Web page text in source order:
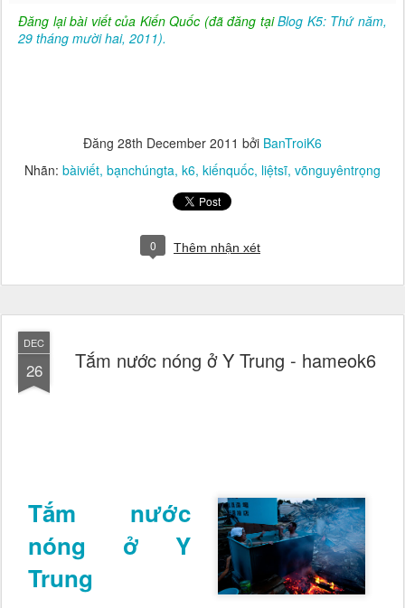
Đăng lại bài viết của Kiến Quốc (đã đăng tạiBlog K5: Thứ năm,
29 tháng mười hai, 2011).
Đăng 28th December 2011 bởi BanTroiK6
Nhãn: bàiviết bạnchúngta k6 kiếnquốc liệtsĩ võnguyêntrọng
0 Thêm nhận xét
DEC
26 Tắm nước nóng ở Y Trung - hameok6
Tắm nước
nóng ở Y
Trung